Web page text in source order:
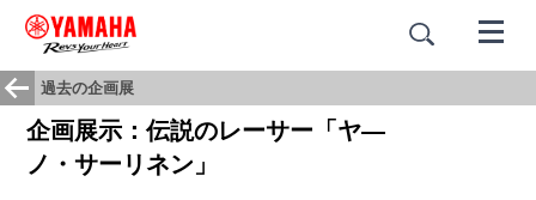
過去の企画展
企画展示：伝説のレーサー「ヤ―
ノ・サーリネン」